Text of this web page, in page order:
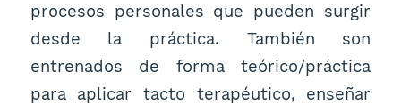
procesos personales que pueden surgir
desde la práctica. También son
entrenados de forma teórico/práctica
para aplicar tacto terapéutico, enseñar